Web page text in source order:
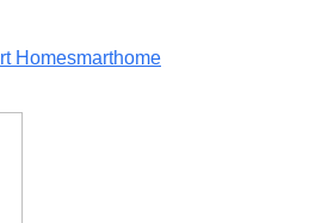
Homesmarthome